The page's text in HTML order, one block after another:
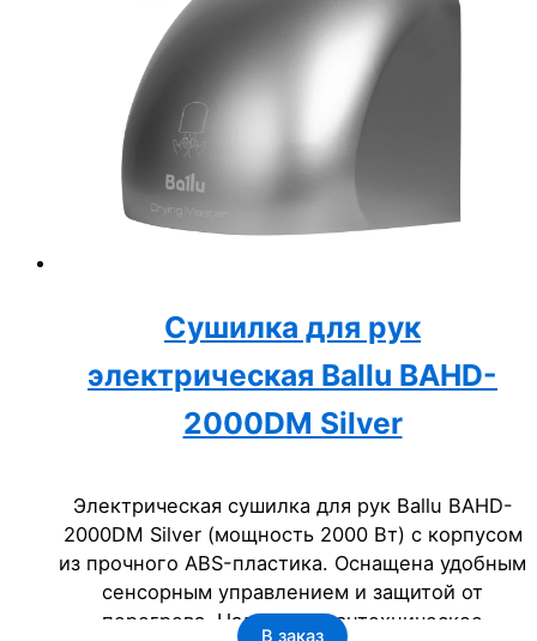
Сушилка для рук
электрическая Ballu BAHD-
2000DM Silver
Электрическая сушилка для рук Ballu BAHD-
2000DM Silver (мощность 2000 Вт) с корпусом
из прочного ABS-пластика. Оснащена удобным
сенсорным управлением и защитой от
перегрева. Надежное сантехническое
В заказ